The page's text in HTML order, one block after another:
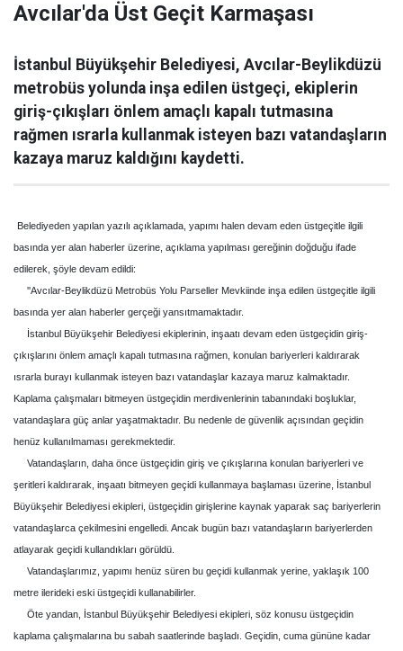
Avcılar'da Üst Geçit Karmaşası
İstanbul Büyükşehir Belediyesi, Avcılar-Beylikdüzü
metrobüs yolunda inşa edilen üstgeçi, ekiplerin
giriş-çıkışları önlem amaçlı kapalı tutmasına
rağmen ısrarla kullanmak isteyen bazı vatandaşların
kazaya maruz kaldığını kaydetti.
Belediyeden yapılan yazılı açıklamada, yapımı halen devam eden üstgeçitle ilgili
basında yer alan haberler üzerine, açıklama yapılması gereğinin doğduğu ifade
edilerek, şöyle devam edildi:
''Avcılar-Beylikdüzü Metrobüs Yolu Parseller Mevkiinde inşa edilen üstgeçitle ilgili
basında yer alan haberler gerçeği yansıtmamaktadır.
İstanbul Büyükşehir Belediyesi ekiplerinin, inşaatı devam eden üstgeçidin giriş-
çıkışlarını önlem amaçlı kapalı tutmasına rağmen, konulan bariyerleri kaldırarak
ısrarla burayı kullanmak isteyen bazı vatandaşlar kazaya maruz kalmaktadır.
Kaplama çalışmaları bitmeyen üstgeçidin merdivenlerinin tabanındaki boşluklar,
vatandaşlara güç anlar yaşatmaktadır. Bu nedenle de güvenlik açısından geçidin
henüz kullanılmaması gerekmektedir.
Vatandaşların, daha önce üstgeçidin giriş ve çıkışlarına konulan bariyerleri ve
şeritleri kaldırarak, inşaatı bitmeyen geçidi kullanmaya başlaması üzerine, İstanbul
Büyükşehir Belediyesi ekipleri, üstgeçidin girişlerine kaynak yaparak saç bariyerlerin
vatandaşlarca çekilmesini engelledi. Ancak bugün bazı vatandaşların bariyerlerden
atlayarak geçidi kullandıkları görüldü.
Vatandaşlarımız, yapımı henüz süren bu geçidi kullanmak yerine, yaklaşık 100
metre ilerideki eski üstgeçidi kullanabilirler.
Öte yandan, İstanbul Büyükşehir Belediyesi ekipleri, söz konusu üstgeçidin
kaplama çalışmalarına bu sabah saatlerinde başladı. Geçidin, cuma gününe kadar